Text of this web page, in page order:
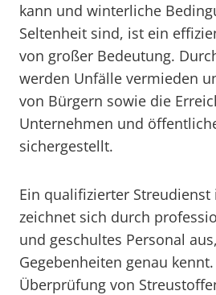
kann und winterliche
Seltenheit sind, ist ein
von großer Bedeutung.
werden Unfälle vermieden
von Bürgern sowie die
Unternehmen und
sichergestellt.
Ein qualifizierter Streudienst
zeichnet sich durch
und geschultes Personal
Gegebenheiten genau
Überprüfung von